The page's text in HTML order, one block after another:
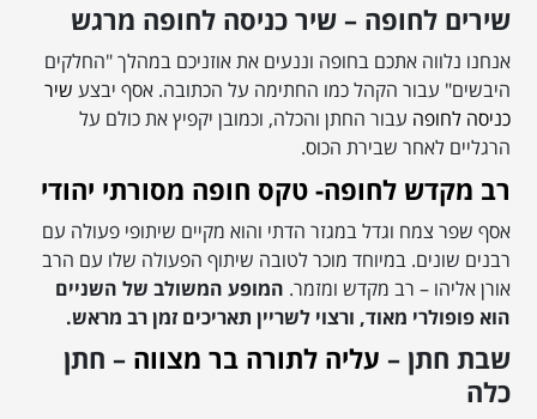
שירים לחופה – שיר כניסה לחופה מרגש
אנחנו נלווה אתכם בחופה וננעים את אוזניכם במהלך "החלקים
היבשים" עבור הקהל כמו החתימה על הכתובה. אסף יבצע שיר
כניסה לחופה עבור החתן והכלה, וכמובן יקפיץ את כולם על
הרגליים לאחר שבירת הכוס.
רב מקדש לחופה- טקס חופה מסורתי יהודי
אסף שפר צמח וגדל במגזר הדתי והוא מקיים שיתופי פעולה עם
רבנים שונים. במיוחד מוכר לטובה שיתוף הפעולה שלו עם הרב
אורן אליהו – רב מקדש ומזמר. המופע המשולב של השניים
הוא פופולרי מאוד, ורצוי לשריין תאריכים זמן רב מראש.
שבת חתן – עליה לתורה בר מצווה – חתן
כלה